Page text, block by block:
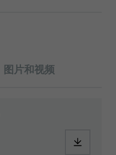
图片和视频